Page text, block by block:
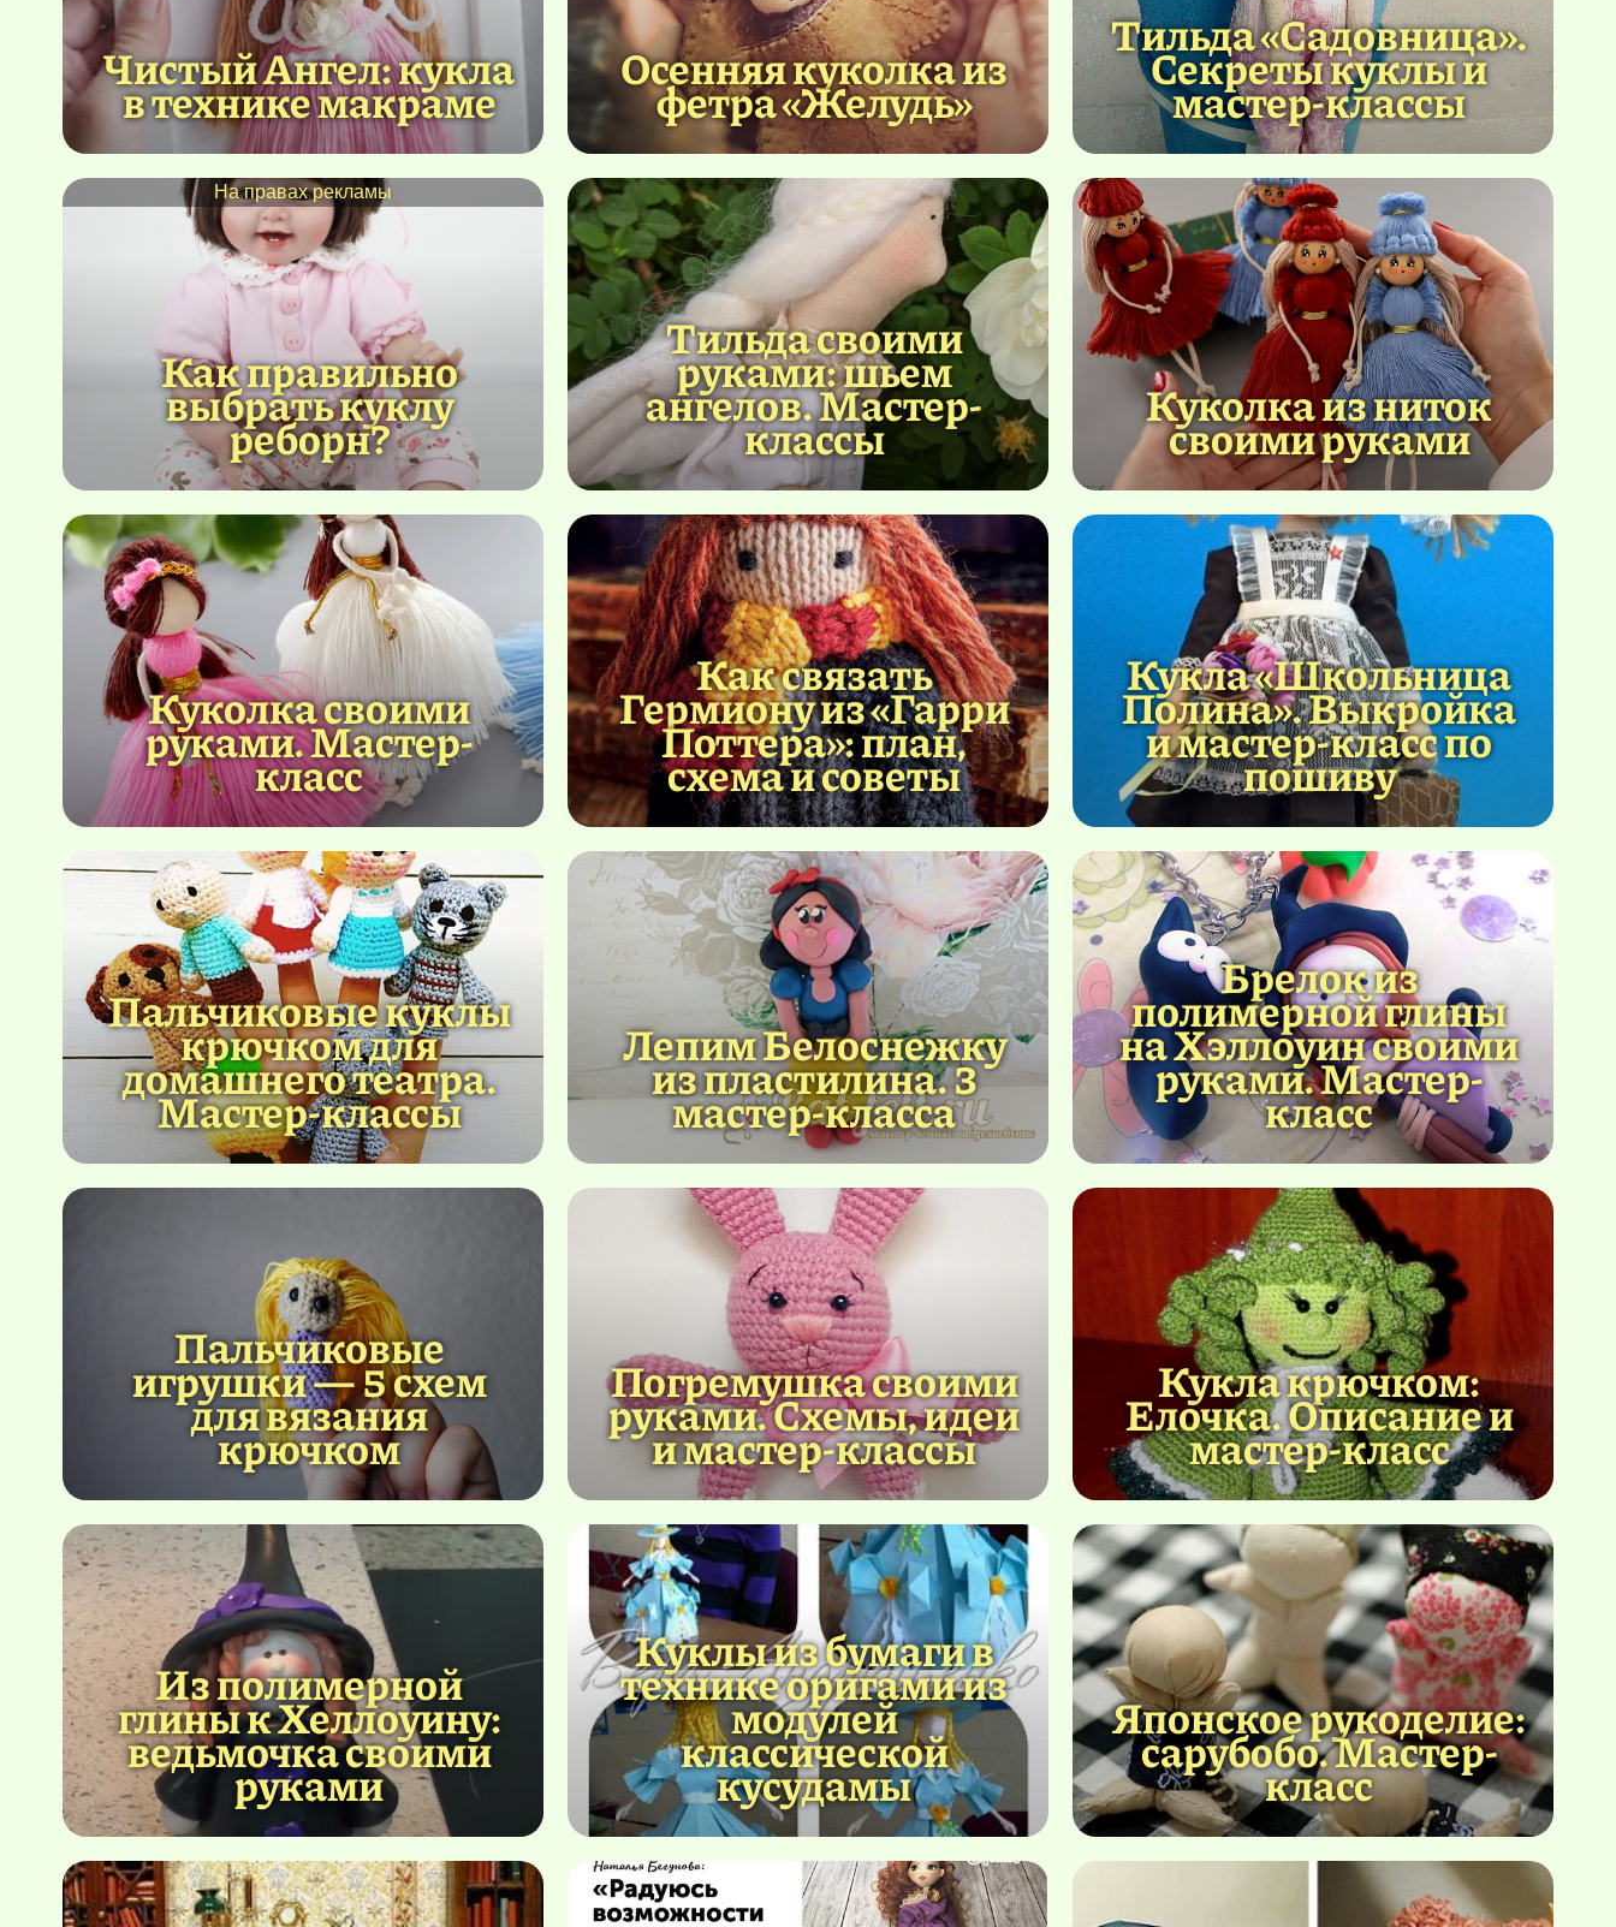
Чистый Ангел: кукла
в технике макраме
Осенняя куколка из
фетра «Желудь»
Тильда «Садовница».
Секреты куклы и
мастер-классы
Как правильно
выбрать куклу
реборн?
На правах рекламы
Тильда своими
руками: шьем
ангелов. Мастер-
классы
Куколка из ниток
своими руками
Куколка своими
руками. Мастер-
класс
Как связать
Гермиону из «Гарри
Поттера»: план,
схема и советы
Кукла «Школьница
Полина». Выкройка
и мастер-класс по
пошиву
Пальчиковые куклы
крючком для
домашнего театра.
Мастер-классы
Лепим Белоснежку
из пластилина. 3
мастер-класса
Брелок из
полимерной глины
на Хэллоуин своими
руками. Мастер-
класс
Пальчиковые
игрушки — 5 схем
для вязания
крючком
Погремушка своими
руками. Схемы, идеи
и мастер-классы
Кукла крючком:
Елочка. Описание и
мастер-класс
Из полимерной
глины к Хеллоуину:
ведьмочка своими
руками
Куклы из бумаги в
технике оригами из
модулей
классической
кусудамы
Японское рукоделие:
сарубобо. Мастер-
класс